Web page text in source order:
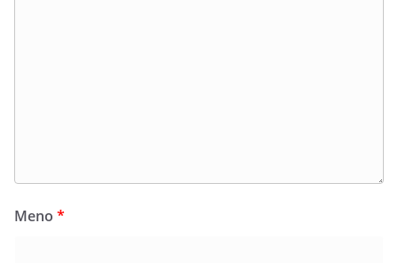
Meno *